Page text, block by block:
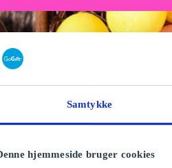
Samtykke
hjemmeside bruger cookies